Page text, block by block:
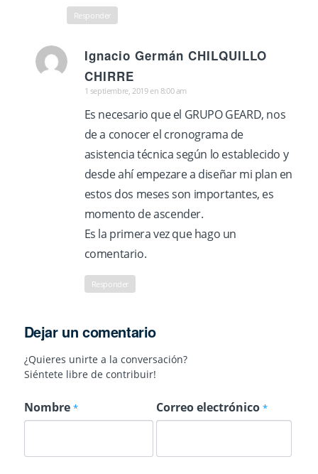
Responder
Ignacio Germán CHILQUILLO
CHIRRE
Dice:
1 septiembre, 2019 en 8:00 am
Es necesario que el GRUPO GEARD, nos
de a conocer el cronograma de
asistencia técnica según lo establecido y
desde ahí empezare a diseñar mi plan en
estos dos meses son importantes, es
momento de ascender.
Es la primera vez que hago un
comentario.
Responder
Dejar un comentario
¿Quieres unirte a la conversación?
Siéntete libre de contribuir!
Nombre * Correo electrónico*